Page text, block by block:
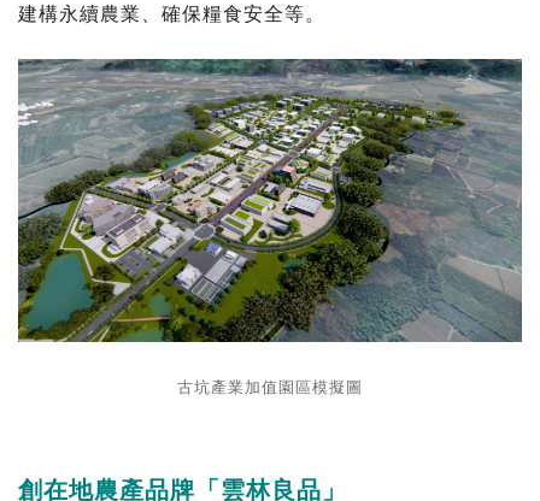
建構永續農業、確保糧食安全等。
古坑產業加值園區模擬圖
創在地農產品牌「雲林良品」